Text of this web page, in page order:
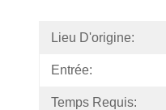
Lieu D'origine:
Entrée:
Temps Requis: